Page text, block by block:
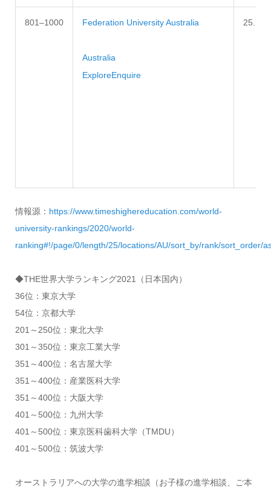
801–1000 Federation University Australia
Australia
ExploreEnquire
情報源： https://www.timeshighereducation.com/world-
university-rankings/2020/world-
ranking#!/page/0/length/25/locations/AU/sort_by/rank/sort_order/
◆THE世界大学ランキング2021（日本国内）
36位：東京大学
54位：京都大学
201～250位：東北大学
301～350位：東京工業大学
351～400位：名古屋大学
351～400位：産業医科大学
351～400位：大阪大学
401～500位：九州大学
401～500位：東京医科歯科大学（TMDU）
401～500位：筑波大学
オーストラリアへの大学の進学相談（お子様の進学相談、ご本